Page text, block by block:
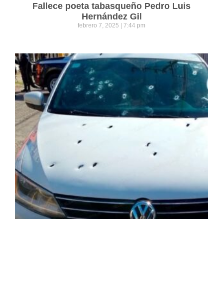
Fallece poeta tabasqueño Pedro Luis
Hernández Gil
febrero 7, 2025 7:44 pm